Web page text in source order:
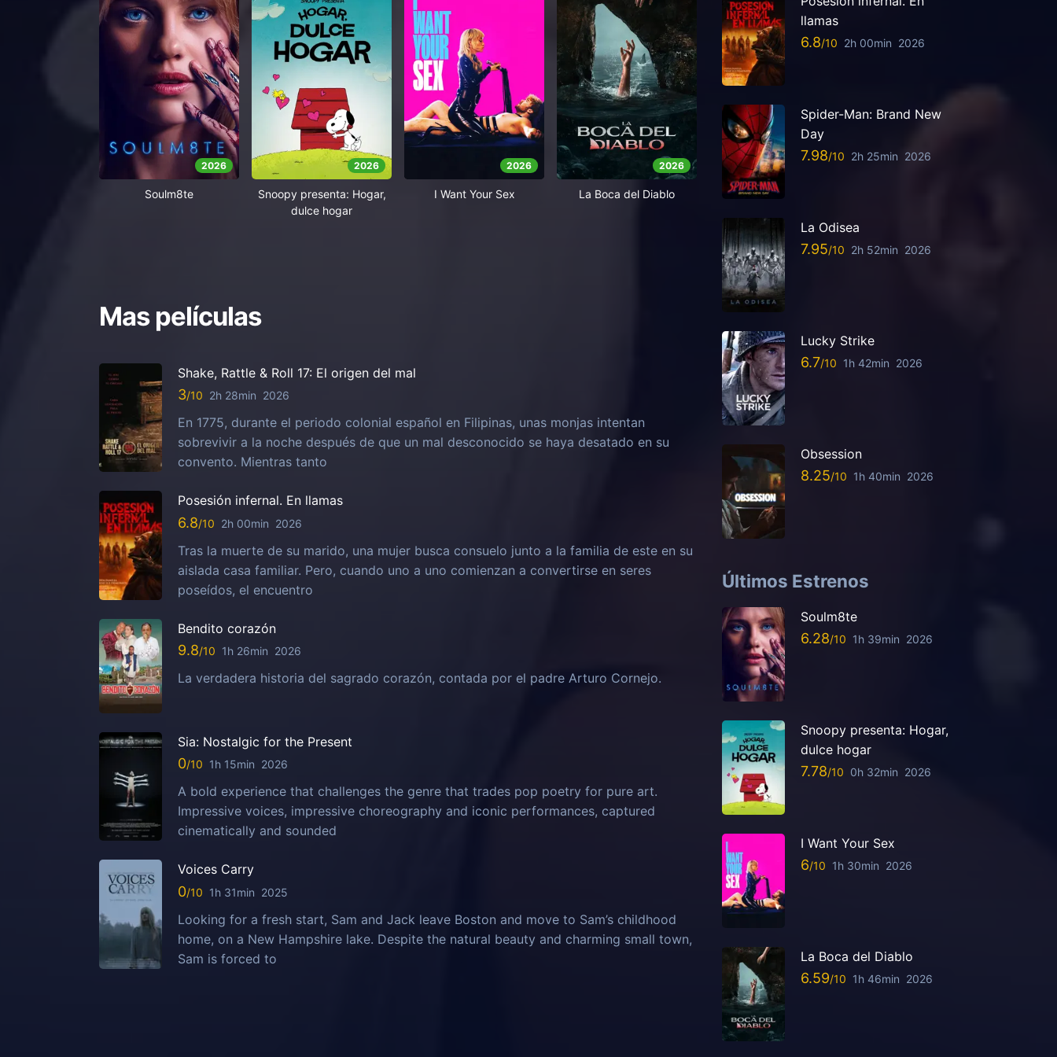
2026
Soulm8te
2026
Snoopy presenta: Hogar,
dulce hogar
2026
I Want Your Sex
2026
La Boca del Diablo
Mas películas
Shake, Rattle & Roll 17: El origen del mal
3 2h 28min 2026
En 1775, durante el periodo colonial español en Filipinas, unas monjas intentan
sobrevivir a la noche después de que un mal desconocido se haya desatado en su
convento. Mientras tanto
Posesión infernal. En llamas
6.8 2h 00min 2026
Tras la muerte de su marido, una mujer busca consuelo junto a la familia de este en su
aislada casa familiar. Pero, cuando uno a uno comienzan a convertirse en seres
poseídos, el encuentro
Bendito corazón
9.8 1h 26min 2026
La verdadera historia del sagrado corazón, contada por el padre Arturo Cornejo.
Sia: Nostalgic for the Present
0 1h 15min 2026
A bold experience that challenges the genre that trades pop poetry for pure art.
Impressive voices, impressive choreography and iconic performances, captured
cinematically and sounded
Voices Carry
0 1h 31min 2025
Looking for a fresh start, Sam and Jack leave Boston and move to Sam’s childhood
home, on a New Hampshire lake. Despite the natural beauty and charming small town,
Sam is forced to
llamas
6.8 2h 00min 2026
Spider-Man: Brand New
Day
7.98 2h 25min 2026
La Odisea
7.95 2h 52min 2026
Lucky Strike
6.7 1h 42min 2026
Obsession
8.25 1h 40min 2026
Últimos Estrenos
Soulm8te
6.28 1h 39min 2026
Snoopy presenta: Hogar,
dulce hogar
7.78 0h 32min 2026
I Want Your Sex
6 1h 30min 2026
La Boca del Diablo
6.59 1h 46min 2026